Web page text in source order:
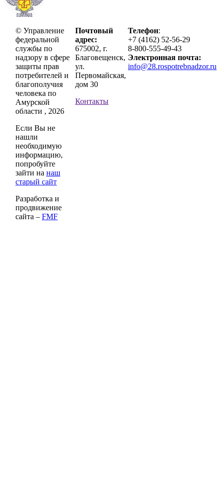
© Управление
федеральной
службы по
надзору в сфере
защиты прав
потребителей и
благополучия
человека по
Амурской
области , 2026
Если Вы не
нашли
необходимую
информацию,
попробуйте
зайти на наш
старый сайт
Разработка и
продвижение
сайта – FMF
Почтовый
адрес:
675002, г.
Благовещенск,
ул.
Первомайская,
дом 30
Контакты
Телефон:
+7 (4162) 52-56-29
8-800-555-49-43
Электронная почта:
info@28.rospotrebnadzor.ru